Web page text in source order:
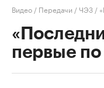
Видео / Передачи /ЧЭЗ /
первые